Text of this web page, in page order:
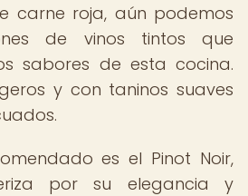
carne roja, aún podemos
de vinos tintos que
sabores de esta cocina.
y con taninos suaves
es el Pinot Noir,
por su elegancia y